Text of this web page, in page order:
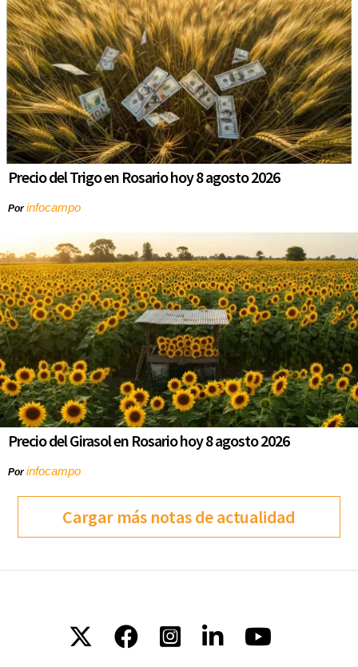
Precio del Trigo en Rosario hoy 8 agosto 2026
Porinfocampo
Precio del Girasol en Rosario hoy 8 agosto 2026
Porinfocampo
Cargar más notas de actualidad